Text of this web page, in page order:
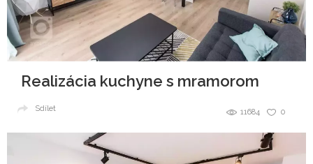
Realizácia kuchyne s mramorom
0
11684
Sdílet